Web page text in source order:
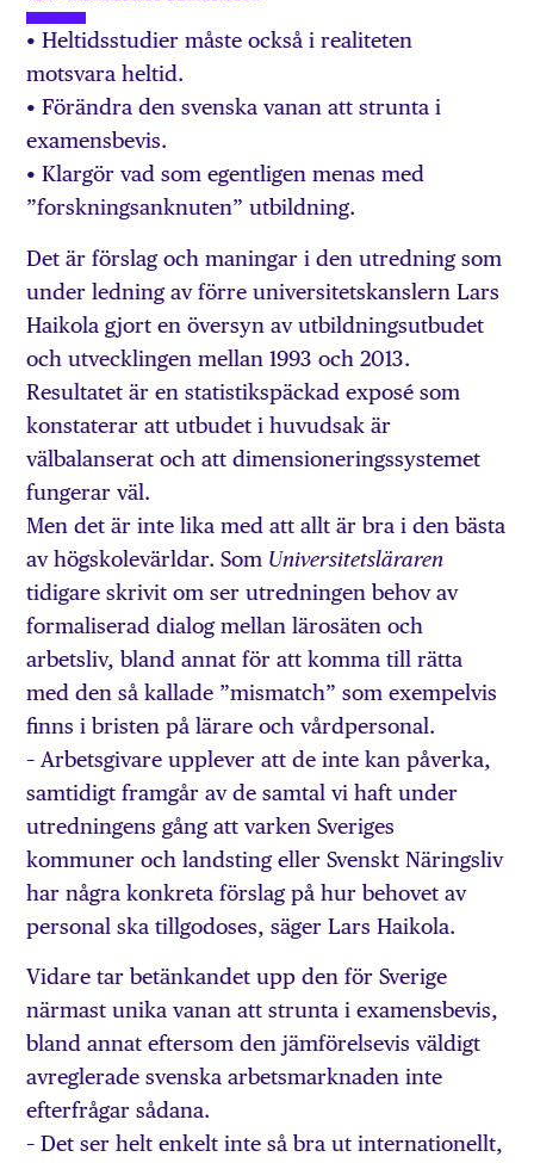
• Heltidsstudier måste också i realiteten
motsvara heltid.
• Förändra den svenska vanan att strunta i
examensbevis.
• Klargör vad som egentligen menas med
”forskningsanknuten” utbildning.
Det är förslag och maningar i den utredning som
under ledning av förre universitetskanslern Lars
Haikola gjort en översyn av utbildningsutbudet
och utvecklingen mellan 1993 och 2013.
Resultatet är en statistikspäckad exposé som
konstaterar att utbudet i huvudsak är
välbalanserat och att dimensioneringssystemet
fungerar väl.
Men det är inte lika med att allt är bra i den bästa
av högskolevärldar. Som Universitetsläraren
tidigare skrivit om ser utredningen behov av
formaliserad dialog mellan lärosäten och
arbetsliv, bland annat för att komma till rätta
med den så kallade ”mismatch” som exempelvis
finns i bristen på lärare och vårdpersonal.
– Arbetsgivare upplever att de inte kan påverka,
samtidigt framgår av de samtal vi haft under
utredningens gång att varken Sveriges
kommuner och landsting eller Svenskt Näringsliv
har några konkreta förslag på hur behovet av
personal ska tillgodoses, säger Lars Haikola.
Vidare tar betänkandet upp den för Sverige
närmast unika vanan att strunta i examensbevis,
bland annat eftersom den jämförelsevis väldigt
avreglerade svenska arbetsmarknaden inte
efterfrågar sådana.
– Det ser helt enkelt inte så bra ut internationellt,